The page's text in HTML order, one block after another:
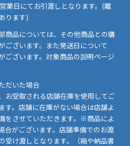
業日にてお引渡しとなります。(離
ります)
商品については、その他商品との購
ございます。また発送日について
ございます。対象商品の説明ページ
だいた場合
お受取される店舗在庫を使用してご
す。店舗に在庫がない場合は店舗よ
をさせていただきます。※商品によ
合がございます。店舗準備でのお渡
受け渡しとなります。（箱や納品書